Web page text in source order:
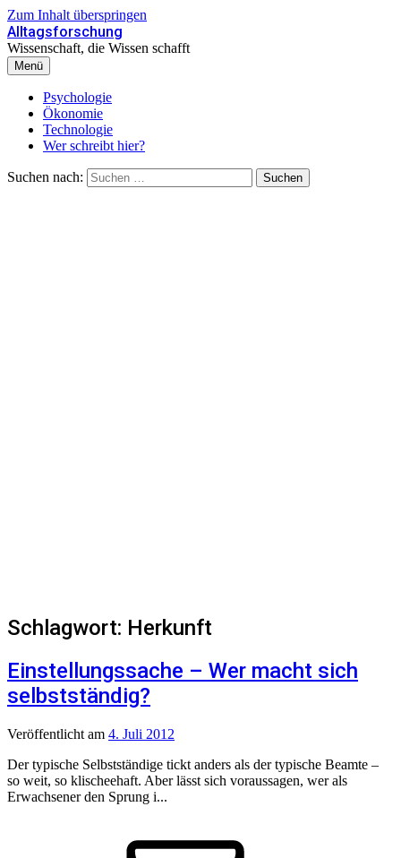
Zum Inhalt überspringen
Alltagsforschung
Wissenschaft, die Wissen schafft
Menü
Psychologie
Ökonomie
Technologie
Wer schreibt hier?
Suchen nach:
Schlagwort: Herkunft
Einstellungssache – Wer macht sich
selbstständig?
Veröffentlicht am 4. Juli 2012
Der typische Selbstständige tickt anders als der typische Beamte –
so weit, so klischeehaft. Aber lässt sich voraussagen, wer als
Erwachsener den Sprung i...